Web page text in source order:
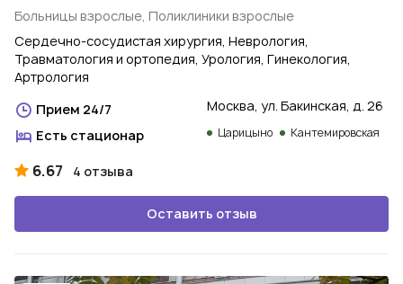
Больницы взрослые, Поликлиники взрослые
Сердечно-сосудистая хирургия, Неврология,
Травматология и ортопедия, Урология, Гинекология,
Артрология
Прием 24/7
Есть стационар
Москва, ул. Бакинская, д. 26
Царицыно Кантемировская
6.67 4 отзыва
Оставить отзыв